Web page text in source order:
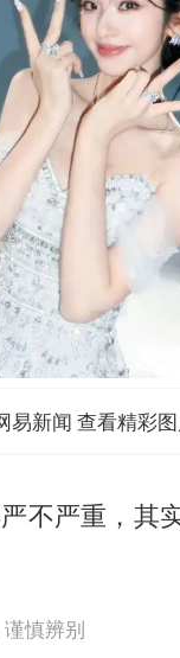
易新闻 查看精彩
不严重，其
慎辨别